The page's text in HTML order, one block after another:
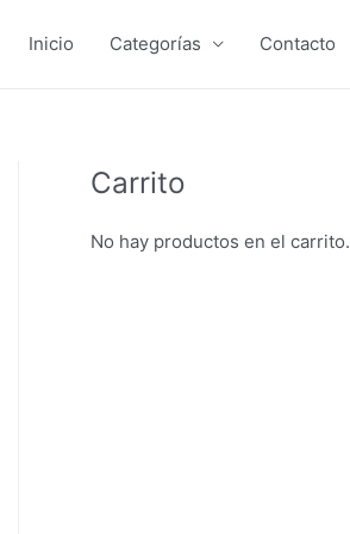
Inicio Categorías Contacto
Carrito
No hay productos en el carrito.